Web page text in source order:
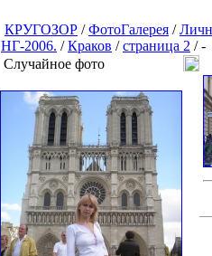
КРУГОЗОР /ФотоГалерея /
НГ-2006. /Краков /страница 2 / -
Случайное фото